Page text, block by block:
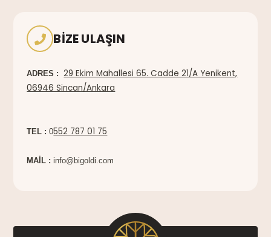
BIZE ULAŞIN
ADRES :
29 Ekim Mahallesi 65. Cadde 21/A Yenikent,
06946 Sincan/Ankara
TEL : 0552 787 01 75
MAİL :info@bigoldi.com